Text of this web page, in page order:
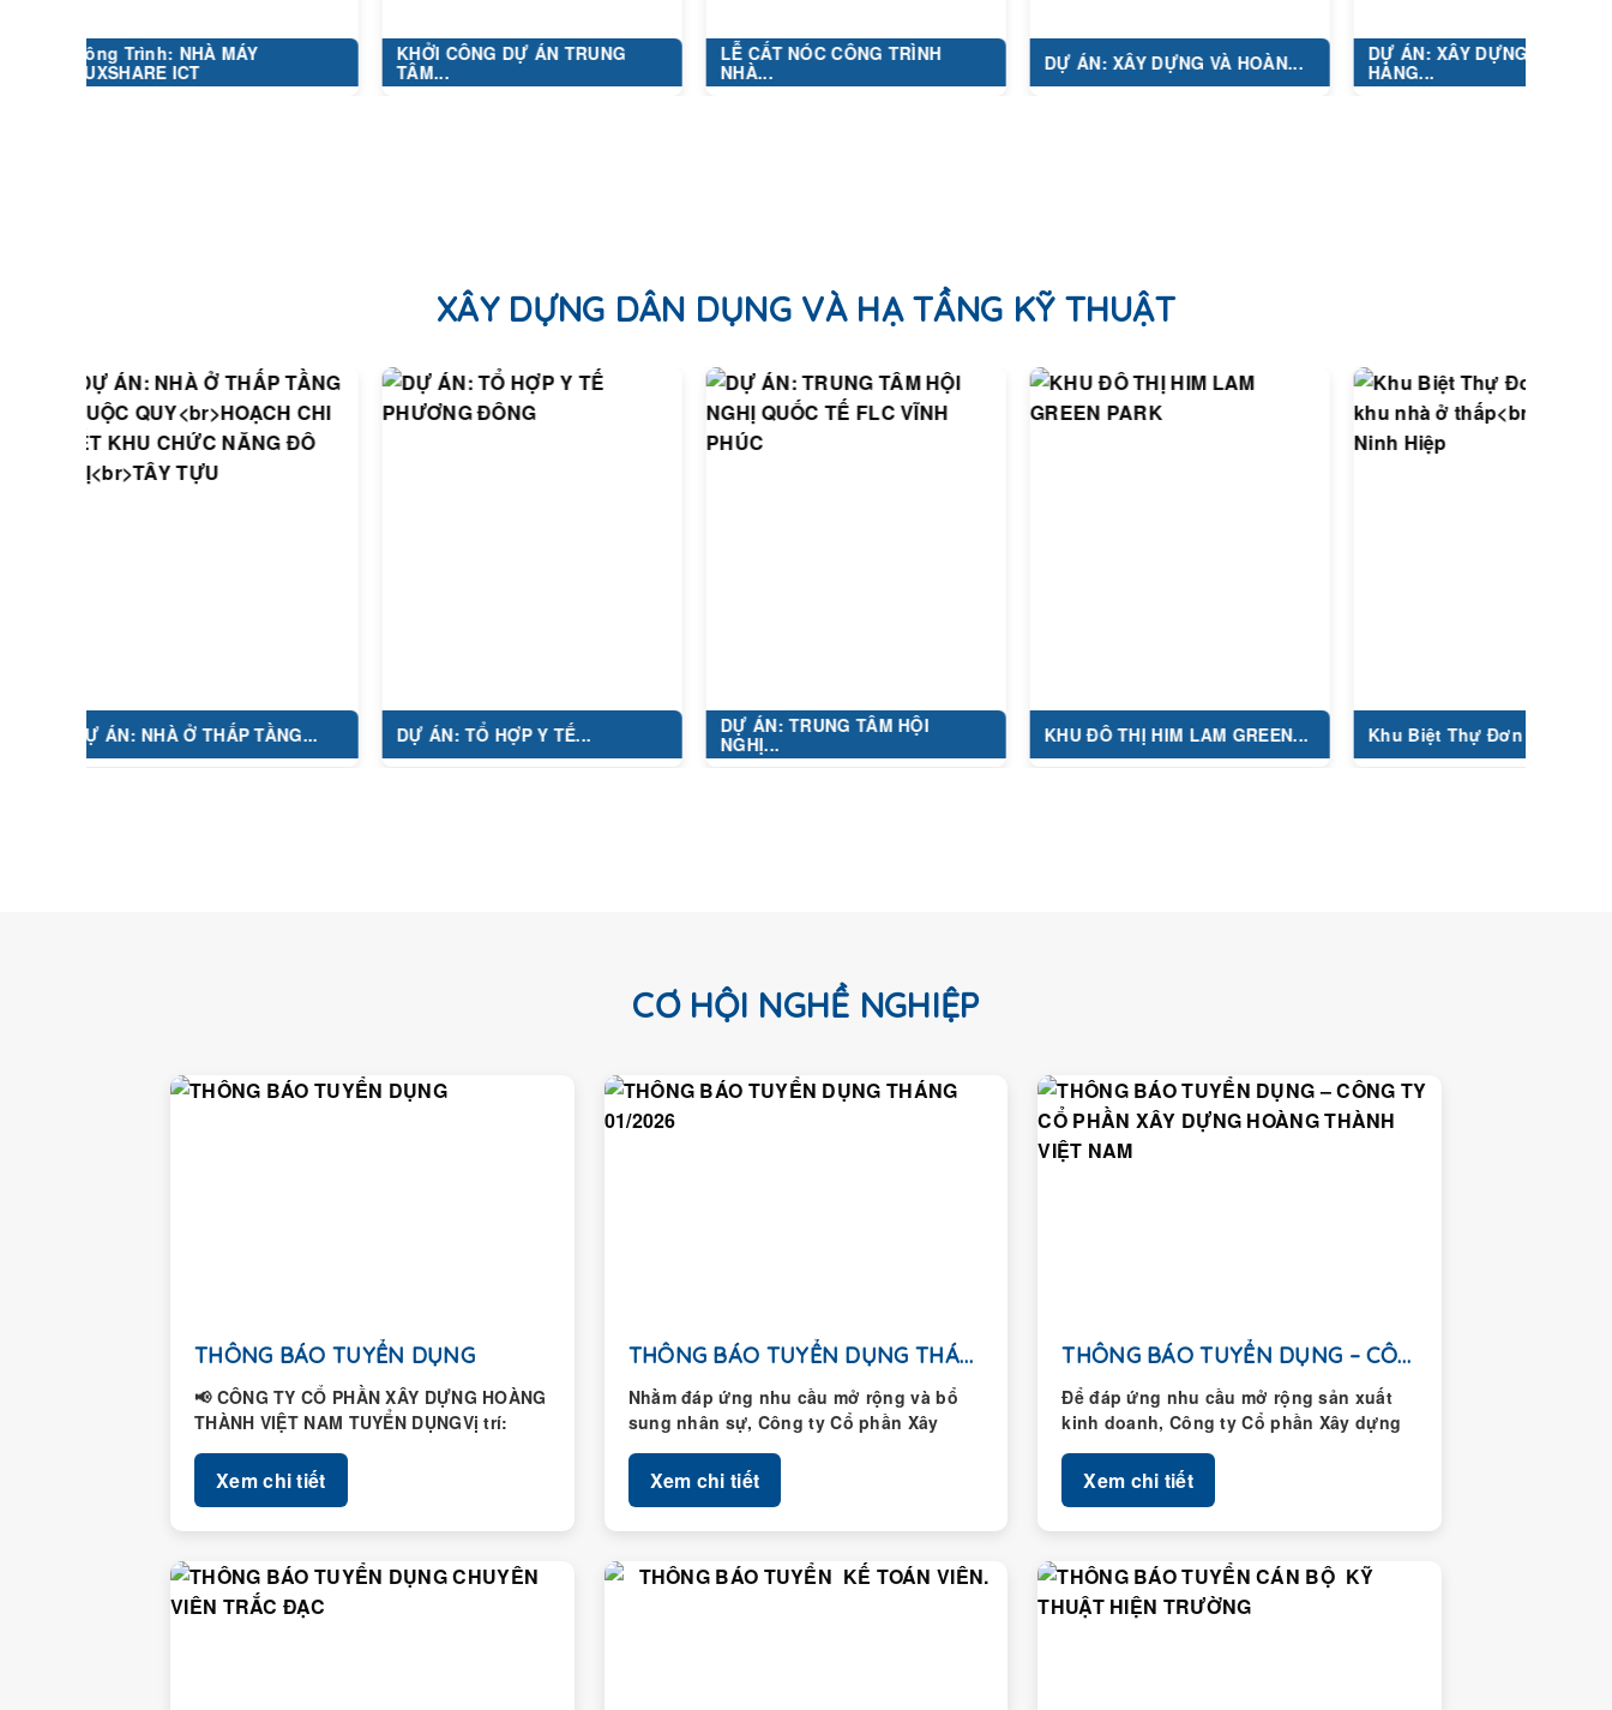
Công Trình: NHÀ MÁY
LUXSHARE ICT
KHỞI CÔNG DỰ ÁN TRUNG
LỄ CẤT NÓC CÔNG TRÌNH
DỰ ÁN: XÂY DỰNG VÀ HOÀN...
DỰ ÁN: XÂY DỰNG CỬA
HÀNG...
XÂY DỰNG DÂN DỤNG VÀ HẠ TẦNG KỸ THUẬT
DỰ ÁN: NHÀ Ở THẤP TẦNG... DỰ ÁN: TỔ HỢP Y TẾ...
DỰ ÁN: TRUNG TÂM HỘI
KHU ĐÔ THỊ HIM LAM GREEN... Khu Biệt Thự Đơn Lập thuộc...
CƠ HỘI NGHỀ NGHIỆP
THÔNG BÁO TUYỂN DỤNG
📢 CÔNG TY CỔ PHẦN XÂY DỰNG HOÀNG
THÀNH VIỆT NAM TUYỂN DỤNGVị trí:
Xem chi tiết
THÔNG BÁO TUYỂN DỤNG THÁNG 01/2026
Nhằm đáp ứng nhu cầu mở rộng và bổ
sung nhân sự, Công ty Cổ phần Xây
Xem chi tiết
THÔNG BÁO TUYỂN DỤNG – CÔNG TY CỔ...
Để đáp ứng nhu cầu mở rộng sản xuất
kinh doanh, Công ty Cổ phần Xây dựng
Xem chi tiết